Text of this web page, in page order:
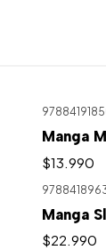
Manga
$13.990
Manga
$22.990